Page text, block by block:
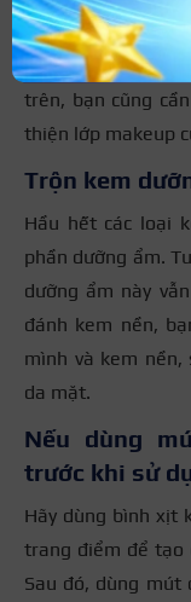
để làn
Ngoài cách trang
trên, bạn cũng
thiện lớp makeup
Trộn kem
Hầu hết các loại
phần dưỡng ẩm.
dưỡng ẩm này
đánh kem nền,
mình và kem
da mặt.
Nếu dùng
trước khi sử
Hãy dùng bình xịt
trang điểm để tạo
Sau đó, dùng mút